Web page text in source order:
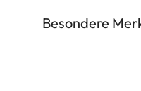
Besondere